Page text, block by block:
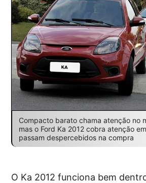
Compacto barato chama atenção no
mas o Ford Ka 2012 cobra atenção
passam despercebidos na compra
O Ka 2012 funciona bem